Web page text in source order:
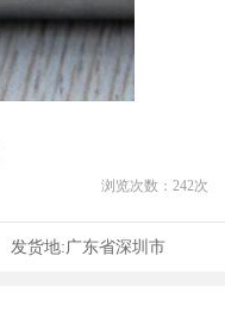
浏览次数： 242次
发货地:广东省深圳市